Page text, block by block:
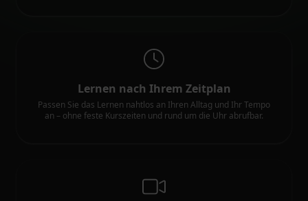
Lernen nach Ihrem Zeitplan
Passen Sie das Lernen nahtlos an Ihren Alltag und Ihr Tempo
an – ohne feste Kurszeiten und rund um die Uhr abrufbar.